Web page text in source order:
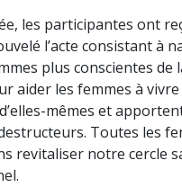
les participantes ont
l’acte consistant à
plus conscientes
aider les femmes à
mêmes et
Toutes les
notre cercle